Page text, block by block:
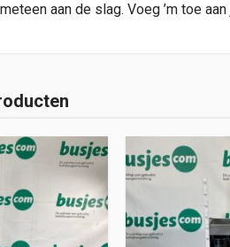
aan de slag. Voeg ’m toe